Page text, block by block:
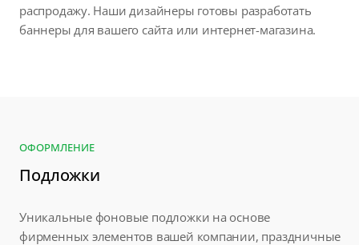
распродажу. Наши дизайнеры готовы разработать
баннеры для вашего сайта или интернет-магазина.
ОФОРМЛЕНИЕ
Подложки
Уникальные фоновые подложки на основе
фирменных элементов вашей компании, праздничные